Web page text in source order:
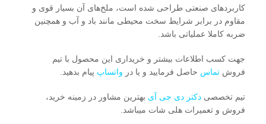
کاربردهای صنعتی طراحی شده است، ملخ‌های آن بسیار قوی و
مقاوم در برابر شرایط سخت محیطی مانند باد و آب و همچنین
ضربه کاملا عملیاتی باشد.
جهت کسب اطلاعات بیشتر و خریداری این محصول با تیم
فروشتماس حاصل فرمایید و یا در واتساپ پیام بدهید.
تیم تخصصی دکتر دی جی آی بهترین مشاور در زمینه خرید،
فروش و تعمیرات هلی شات میباشد.